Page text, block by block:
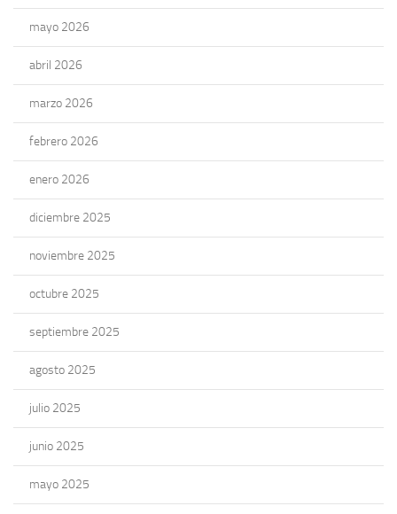
mayo 2026
abril 2026
marzo 2026
febrero 2026
enero 2026
diciembre 2025
noviembre 2025
octubre 2025
septiembre 2025
agosto 2025
julio 2025
junio 2025
mayo 2025